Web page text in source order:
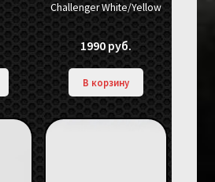
Challenger White/Yellow
1990 руб.
В корзину